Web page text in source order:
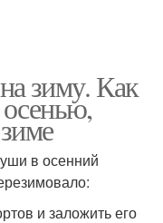
зиму. Как
в осенний
и заложить его